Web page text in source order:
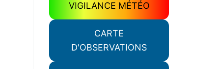
VIGILANCE MÉTÉO
CARTE
D'OBSERVATIONS